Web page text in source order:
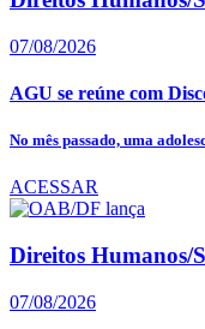
07/08/2026
AGU se reúne com
No mês passado, uma
ACESSAR
Direitos Humanos/
07/08/2026